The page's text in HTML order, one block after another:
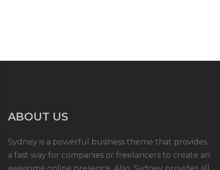
ABOUT US
Sydney is a powerful business theme that provides
a fast way for companies or freelancers to create an